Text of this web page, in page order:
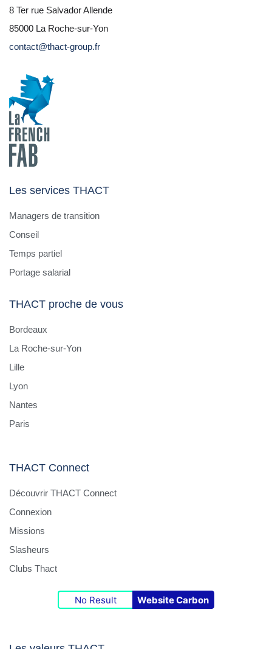
8 Ter rue Salvador Allende
85000 La Roche-sur-Yon
contact@thact-group.fr
Les services THACT
Managers de transition
Conseil
Temps partiel
Portage salarial
THACT proche de vous
Bordeaux
La Roche-sur-Yon
Lille
Lyon
Nantes
Paris
THACT Connect
Découvrir THACT Connect
Connexion
Missions
Slasheurs
Clubs Thact
No Result Website Carbon